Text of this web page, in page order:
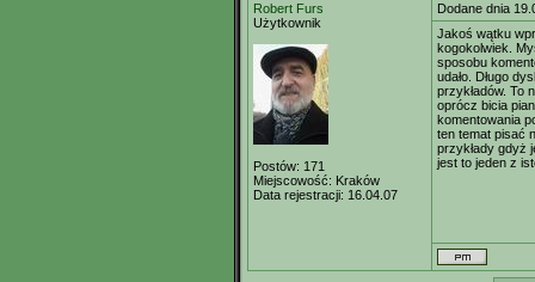
Robert Furs
Użytkownik
Postów: 171
Miejscowość: Kraków
Data rejestracji: 16.04.07
Dodane dnia
Jakoś wątku
kogokolwiek.
sposobu
udało. Długo
przykładów. To
oprócz bicia
komentowania
ten temat pisać
przykłady gdyż
jest to jeden z